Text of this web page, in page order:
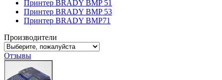
Принтер BRADY BMP 51
Принтер BRADY BMP 53
Принтер BRADY BMP71
Производители
Отзывы